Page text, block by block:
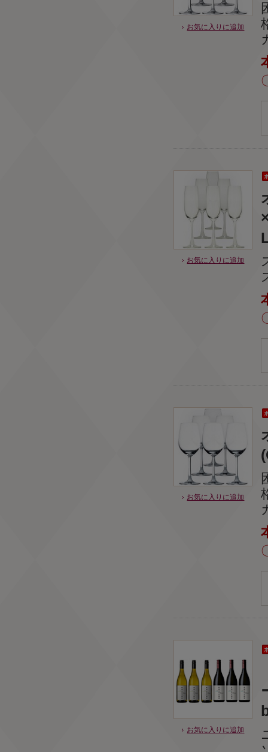
お気に入りに追加
お気に入りに追加
お気に入りに追加
お気に入りに追加